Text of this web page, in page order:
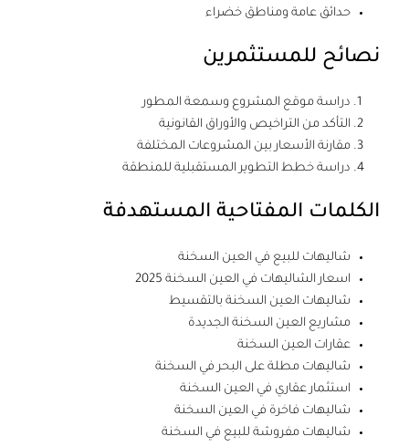
حدائق عامة ومناطق خضراء
نصائح للمستثمرين
دراسة موقع المشروع وسمعة المطور
التأكد من التراخيص والأوراق القانونية
مقارنة الأسعار بين المشروعات المختلفة
دراسة خطط التطوير المستقبلية للمنطقة
الكلمات المفتاحية المستهدفة
شاليهات للبيع في العين السخنة
اسعار الشاليهات في العين السخنة 2025
شاليهات العين السخنةبالتقسيط
مشاريع العين السخنة الجديدة
عقارات العين السخنة
شاليهات مطلة على البحر في السخنة
استثمار عقاري في العين السخنة
شاليهات فاخرة في العين السخنة
شاليهات مفروشة للبيع في السخنة